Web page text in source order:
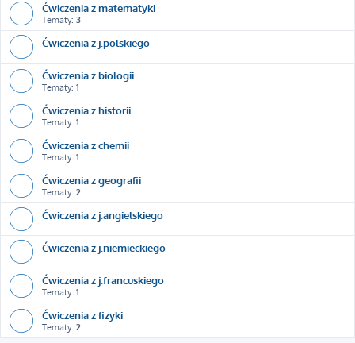
Ćwiczenia z matematyki
Tematy: 3
Ćwiczenia z j.polskiego
Ćwiczenia z biologii
Tematy: 1
Ćwiczenia z historii
Tematy: 1
Ćwiczenia z chemii
Tematy: 1
Ćwiczenia z geografii
Tematy: 2
Ćwiczenia z j.angielskiego
Ćwiczenia z j.niemieckiego
Ćwiczenia z j.francuskiego
Tematy: 1
Ćwiczenia z fizyki
Tematy: 2